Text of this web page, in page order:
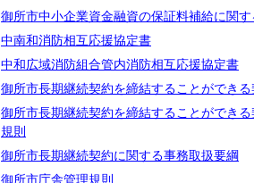
御所市中小企業資金融資の保証料補給に関す
中南和消防相互応援協定書
中和広域消防組合管内消防相互応援協定書
御所市長期継続契約を締結することができる
御所市長期継続契約を締結することができ
規則
御所市長期継続契約に関する事務取扱要綱
御所市庁舎管理規則